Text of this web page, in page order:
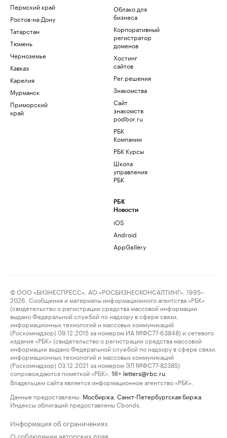
Пермский край
Ростов-на-Дону
Татарстан
Тюмень
Черноземье
Кавказ
Карелия
Мурманск
Приморский
край
Облако для
бизнеса
Корпоративный
регистратор
доменов
Хостинг
сайтов
Рег.решения
Знакомства
Сайт
знакомств
podbor.ru
РБК
Компании
РБК Курсы
Школа
управления
РБК
РБК
Новости
iOS
Android
AppGallery
© ООО «БИЗНЕСПРЕСС», АО «РОСБИЗНЕСКОНСАЛТИНГ», 1995–
2026. Сообщения и материалы информационного агентства «РБК»
(свидетельство о регистрации средства массовой информации
выдано Федеральной службой по надзору в сфере связи,
информационных технологий и массовых коммуникаций
(Роскомнадзор) 09.12.2015 за номером ИА №ФС77-63848) и сетевого
издания «РБК» (свидетельство о регистрации средства массовой
информации выдано Федеральной службой по надзору в сфере связи,
информационных технологий и массовых коммуникаций
(Роскомнадзор) 03.12.2021 за номером ЭЛ №ФС77-82385)
сопровождаются пометкой «РБК».
18+ letters@rbc.ru
Владельцем сайта является информационное агентство «РБК».
Данные предоставлены: Мосбиржа Санкт-Петербургская биржа
Индексы облигаций предоставлены Cbonds.
Информация об ограничениях
О соблюдении авторских прав